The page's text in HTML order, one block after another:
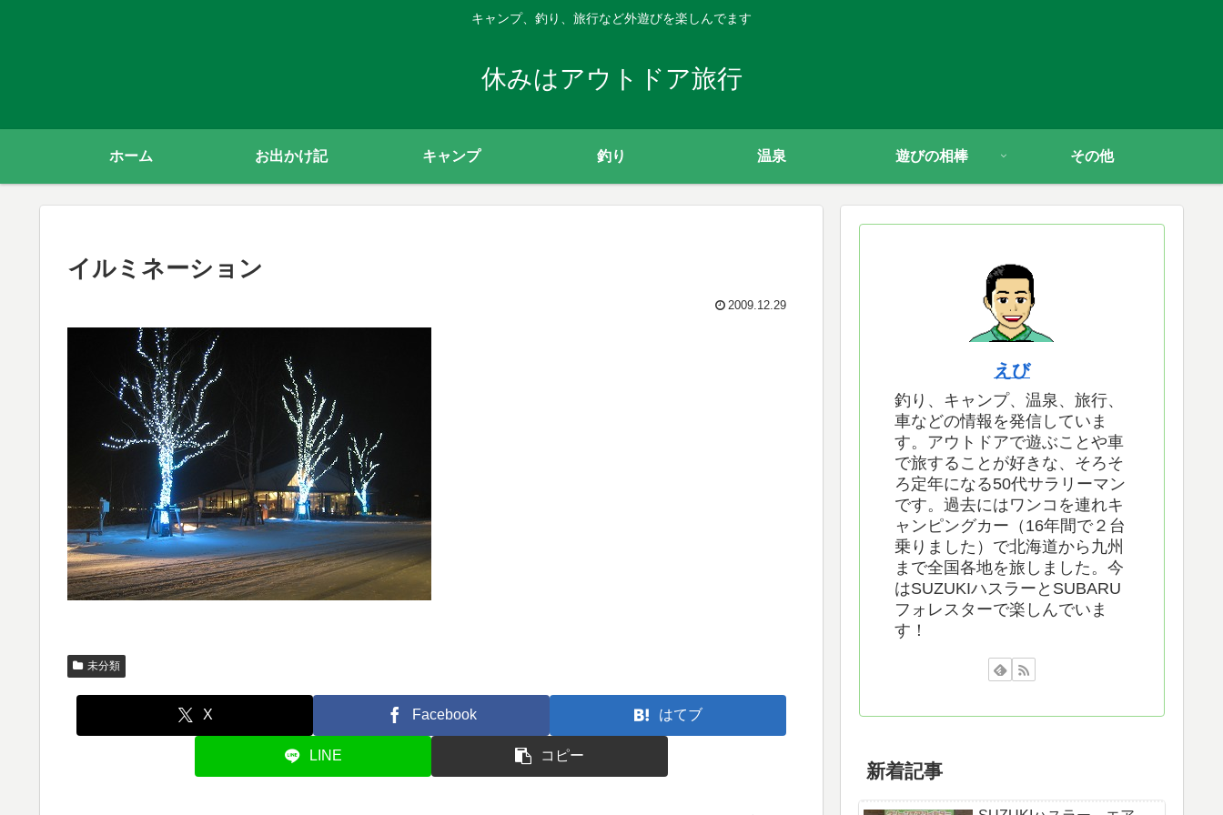
キャンプ、釣り、旅行など外遊びを楽しんでます
休みはアウトドア旅行
ホーム お出かけ記 キャンプ 釣り 温泉 遊びの相棒 その他
イルミネーション
2009.12.29
未分類
X Facebook はてブ
LINE コピー
えび
釣り、キャンプ、温泉、旅行、
車などの情報を発信していま
す。アウトドアで遊ぶことや車
で旅することが好きな、そろそ
ろ定年になる50代サラリーマン
です。過去にはワンコを連れキ
ャンピングカー（16年間で２台
乗りました）で北海道から九州
まで全国各地を旅しました。今
はSUZUKIハスラーとSUBARU
フォレスターで楽しんでいま
す！
新着記事